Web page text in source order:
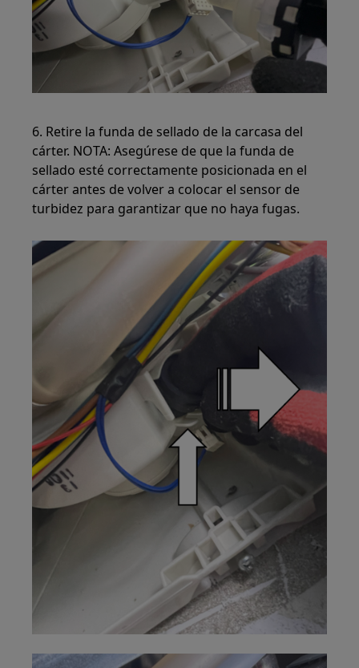
6. Retire la funda de sellado de la carcasa del
cárter. NOTA: Asegúrese de que la funda de
sellado esté correctamente posicionada en el
cárter antes de volver a colocar el sensor de
turbidez para garantizar que no haya fugas.